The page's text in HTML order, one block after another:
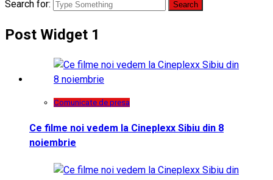
Search for:
Post Widget 1
Comunicate de presa
Ce filme noi vedem la Cineplexx Sibiu din 8
noiembrie